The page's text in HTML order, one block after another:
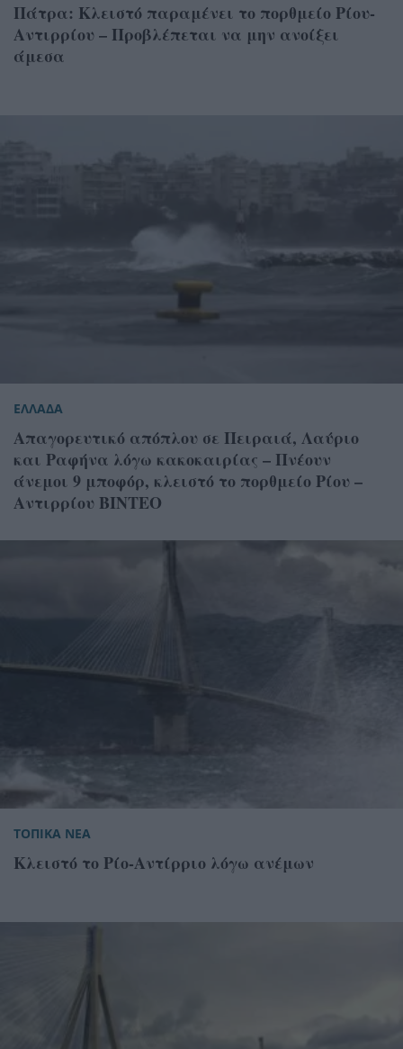
Πάτρα: Κλειστό παραμένει το πορθμείο Ρίου-
Αντιρρίου – Προβλέπεται να μην ανοίξει
άμεσα
ΕΛΛΑΔΑ
Απαγορευτικό απόπλου σε Πειραιά, Λαύριο
και Ραφήνα λόγω κακοκαιρίας – Πνέουν
άνεμοι 9 μποφόρ, κλειστό το πορθμείο Ρίου –
Αντιρρίου ΒΙΝΤΕΟ
ΤΟΠΙΚΑ ΝΕΑ
Κλειστό το Ρίο-Αντίρριο λόγω ανέμων